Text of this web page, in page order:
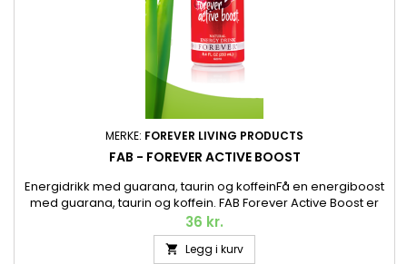
MERKE: FOREVER LIVING PRODUCTS
FAB - FOREVER ACTIVE BOOST
Energidrikk med guarana, taurin og koffeinFå en energiboost
med guarana, taurin og koffein. FAB Forever Active Boost er
en energidrikk som raskt gir deg energi når du trenger det.
Pant er inkludert i prisen. 250 ml.
36 kr.
 Legg i kurv